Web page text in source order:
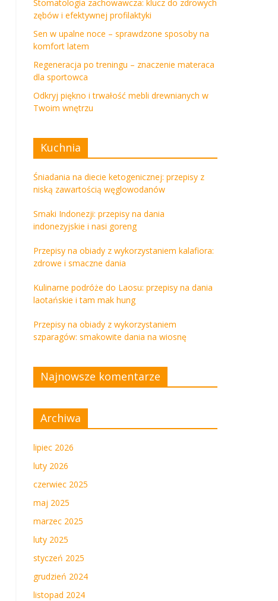
Stomatologia zachowawcza: klucz do zdrowych
zębów i efektywnej profilaktyki
Sen w upalne noce – sprawdzone sposoby na
komfort latem
Regeneracja po treningu – znaczenie materaca
dla sportowca
Odkryj piękno i trwałość mebli drewnianych w
Twoim wnętrzu
Kuchnia
Śniadania na diecie ketogenicznej: przepisy z
niską zawartością węglowodanów
Smaki Indonezji: przepisy na dania
indonezyjskie i nasi goreng
Przepisy na obiady z wykorzystaniem kalafiora:
zdrowe i smaczne dania
Kulinarne podróże do Laosu: przepisy na dania
laotańskie i tam mak hung
Przepisy na obiady z wykorzystaniem
szparagów: smakowite dania na wiosnę
Najnowsze komentarze
Archiwa
lipiec 2026
luty 2026
czerwiec 2025
maj 2025
marzec 2025
luty 2025
styczeń 2025
grudzień 2024
listopad 2024